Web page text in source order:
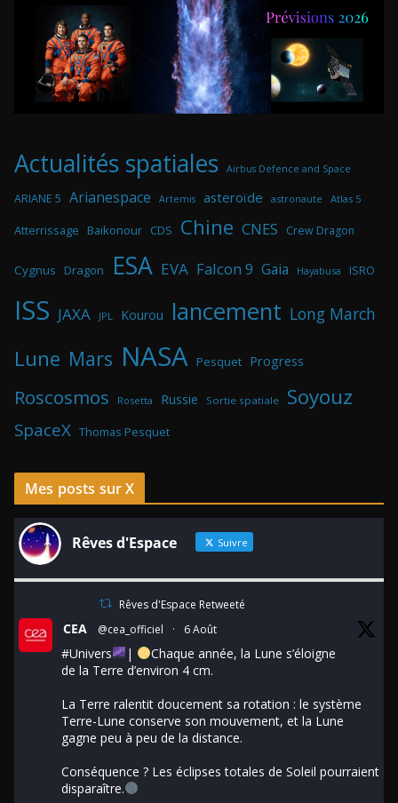
Actualités spatiales Airbus Defence and Space
ARIANE 5 Arianespace Artemis asteroïde astronaute Atlas 5
Atterrissage Baikonour CDS Chine CNES Crew Dragon
Cygnus Dragon ESA EVA Falcon 9 Gaia Hayabusa ISRO
ISS JAXA JPL Kourou lancement Long March
Lune Mars NASA Pesquet Progress
Roscosmos Rosetta Russie Sortie spatiale Soyouz
SpaceX Thomas Pesquet
Mes posts sur X
Rêves d'Espace Suivre
Rêves d'Espace Retweeté
CEA @cea_officiel · 6 Août
#Univers |
Chaque année, la Lune s’éloigne
de la Terre d’environ 4 cm.
La Terre ralentit doucement sa rotation : le système
Terre-Lune conserve son mouvement, et la Lune
gagne peu à peu de la distance.
Conséquence ? Les éclipses totales de Soleil pourraient
disparaître.